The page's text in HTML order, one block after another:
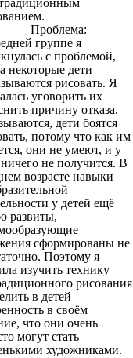
группе я
с проблемой,
некоторые дети
рисовать. Я
уговорить их
причину отказа.
дети боятся
потому что как им
они не умеют, и у
не получится. В
возрасте навыки
у детей ещё
развиты,
сформированы не
Поэтому я
изучить технику
рисования
в детей
в своём
что они очень
могут стать
художниками.